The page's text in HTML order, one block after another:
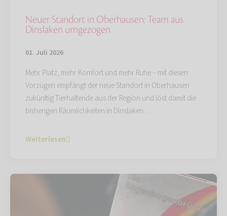
Neuer Standort in Oberhausen: Team aus
Dinslaken umgezogen
01. Juli 2026
Mehr Platz, mehr Komfort und mehr Ruhe – mit diesen
Vorzügen empfängt der neue Standort in Oberhausen
zukünftig Tierhaltende aus der Region und löst damit die
bisherigen Räumlichkeiten in Dinslaken…
Weiterlesen